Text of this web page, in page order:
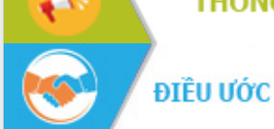
Gặp mặt các cơ quan báo chí nhân Kỷ
niệm 101 năm Ngày Báo chí Cách
mạng Việt Nam
Đắk Lắk sơ kết 4 năm triển khai thực
hiện Đề án 06 của Chính phủ
Họp báo thông tin về Hội nghị Công bố